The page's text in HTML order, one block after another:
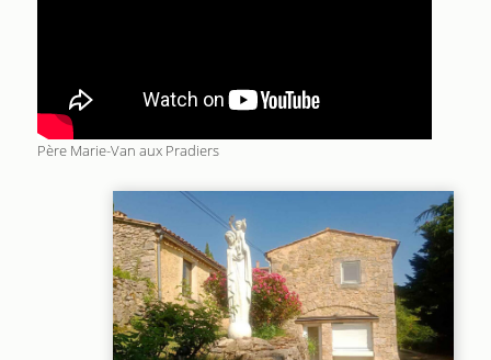
Père Marie-Van aux Pradiers